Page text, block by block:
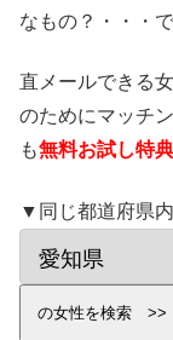
なもの？・・・で
直メールできる
のためにマッチ
も無料お試し特典
▼同じ都道府県